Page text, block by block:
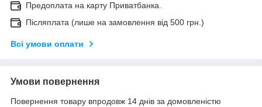
Предоплата на карту Приватбанка.
Післяплата (лише на замовлення від 500 грн.)
Всі умови оплати
Умови повернення
Повернення товару впродовж 14 днів за домовленістю